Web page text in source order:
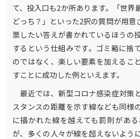
て、投入口も2か所あります。「世界
どっち？」といった2択の質問が用意
票したい答えが書かれているほうの
するという仕組みです。ゴミ箱に捨
のではなく、楽しい要素を加えるこ
すことに成功した例といえます。
最近では、新型コロナ感染症対策
スタンスの距離を示す線なども同様
に描かれた線を越えても罰則があ
が、多くの人々が線を超えないよう